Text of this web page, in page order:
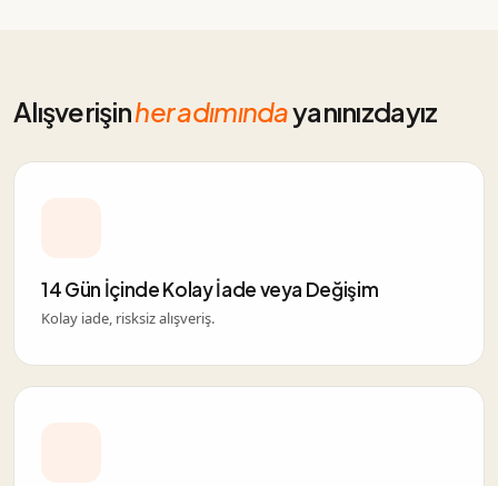
Alışverişinher adımındayanınızdayız
14 Gün İçinde Kolay İade veya Değişim
Kolay iade, risksiz alışveriş.